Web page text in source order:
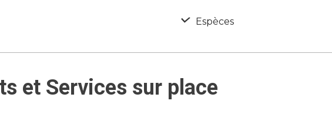
Espèces
et Services sur place